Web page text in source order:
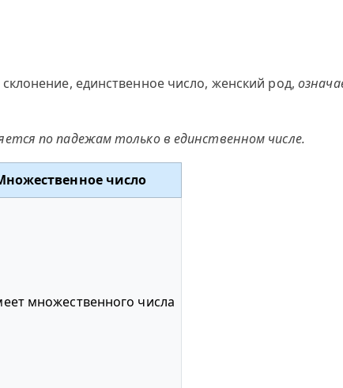
единственное число, женский род,
по падежам только в единственном числе.
число
множественного числа